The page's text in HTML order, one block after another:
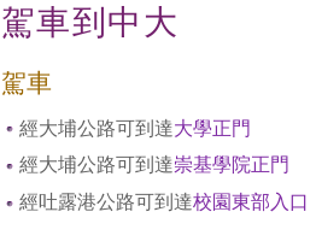
駕車到中大
駕車
經大埔公路可到達大學正門
經大埔公路可到達崇基學院正門
經吐露港公路可到達校園東部入口